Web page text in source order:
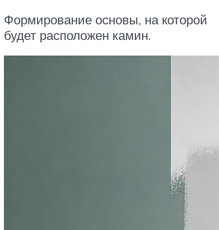
Формирование основы, на которой
будет расположен камин.